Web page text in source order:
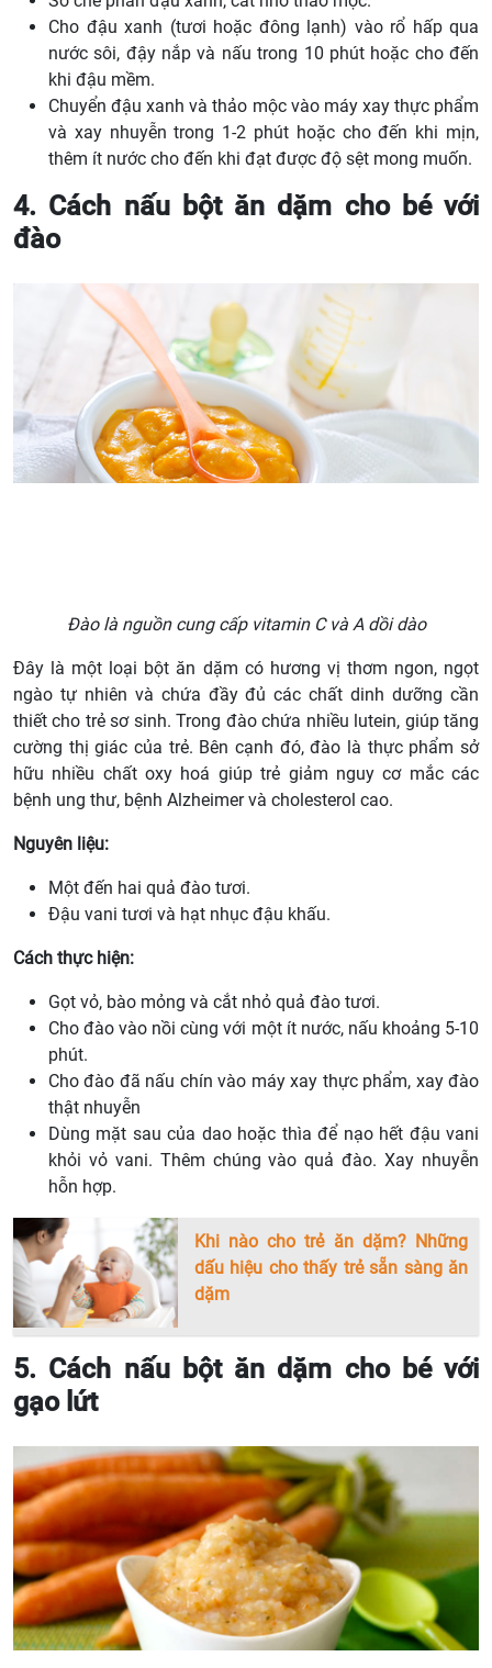
Cho đậu xanh (tươi hoặc đông lạnh) vào rổ hấp qua
nước sôi, đậy nắp và nấu trong 10 phút hoặc cho đến
khi đậu mềm.
Chuyển đậu xanh và thảo mộc vào máy xay thực phẩm
và xay nhuyễn trong 1-2 phút hoặc cho đến khi mịn,
thêm ít nước cho đến khi đạt được độ sệt mong muốn.
4. Cách nấu bột ăn dặm cho bé với
đào
Đào là nguồn cung cấp vitamin C và A dồi dào
Đây là một loại bột ăn dặm có hương vị thơm ngon, ngọt
ngào tự nhiên và chứa đầy đủ các chất dinh dưỡng cần
thiết cho trẻ sơ sinh. Trong đào chứa nhiều lutein, giúp tăng
cường thị giác của trẻ. Bên cạnh đó, đào là thực phẩm sở
hữu nhiều chất oxy hoá giúp trẻ giảm nguy cơ mắc các
bệnh ung thư, bệnh Alzheimer và cholesterol cao.
Nguyên liệu:
Một đến hai quả đào tươi.
Đậu vani tươi và hạt nhục đậu khấu.
Cách thực hiện:
Gọt vỏ, bào mỏng và cắt nhỏ quả đào tươi.
Cho đào vào nồi cùng với một ít nước, nấu khoảng 5-10
phút.
Cho đào đã nấu chín vào máy xay thực phẩm, xay đào
thật nhuyễn
Dùng mặt sau của dao hoặc thìa để nạo hết đậu vani
khỏi vỏ vani. Thêm chúng vào quả đào. Xay nhuyễn
hỗn hợp.
Khi nào cho trẻ ăn dặm? Những
dấu hiệu cho thấy trẻ sẵn sàng ăn
dặm
5. Cách nấu bột ăn dặm cho bé với
gạo lứt